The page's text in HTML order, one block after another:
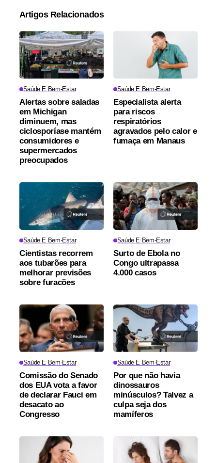
Artigos Relacionados
Saúde E Bem-Estar
Alertas sobre saladas
em Michigan
diminuem, mas
ciclosporíase mantém
consumidores e
supermercados
preocupados
Saúde E Bem-Estar
Especialista alerta
para riscos
respiratórios
agravados pelo calor e
fumaça em Manaus
Saúde E Bem-Estar
Cientistas recorrem
aos tubarões para
melhorar previsões
sobre furacões
Saúde E Bem-Estar
Surto de Ebola no
Congo ultrapassa
4.000 casos
Saúde E Bem-Estar
Comissão do Senado
dos EUA vota a favor
de declarar Fauci em
desacato ao
Congresso
Saúde E Bem-Estar
Por que não havia
dinossauros
minúsculos? Talvez a
culpa seja dos
mamíferos